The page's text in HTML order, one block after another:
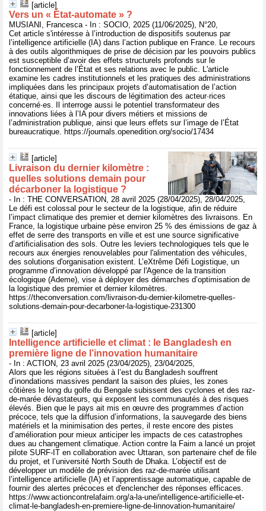
[article]
Vers un « État-automate » ?
MUSIANI, Francesca - In : SOCIO, 2025 (11/06/2025), N°20,
Cet article s'intéresse à l’introduction de dispositifs soutenus par
l’intelligence artificielle (IA) dans l’action publique en France. Le recours
à des outils algorithmiques de prise de décision par les pouvoirs publics
est susceptible d’avoir des effets structurels profonds sur le
fonctionnement de l’État et ses relations avec le public. L'article
examine les cadres institutionnels et les pratiques des administrations
impliquées dans les principaux projets d’automatisation de l’action
étatique, ainsi que les discours de légitimation des acteur·rices
concerné·es. Il interroge aussi le potentiel transformateur des
innovations liées à l’IA pour divers métiers et missions de
l’administration publique, ainsi que leurs effets sur l’image de l’État
bureaucratique. https://journals.openedition.org/socio/17434
[article]
Livraison du dernier kilomètre :
quelles solutions demain pour
décarboner la logistique ?
- In : THE CONVERSATION, 28 avril 2025 (28/04/2025), 28/04/2025,
Le défi est colossal pour le secteur de la logistique, afin de réduire
l’impact climatique des premier et dernier kilomètres des livraisons. En
France, la logistique urbaine pèse environ 25 % des émissions de gaz à
effet de serre des transports en ville et est une source significative
d’artificialisation des sols. Outre les leviers technologiques tels que le
recours aux énergies renouvelables pour l'alimentation des véhicules,
des solutions d'organisation existent. L’eXtrême Défi Logistique, un
programme d’innovation développé par l'Agence de la transition
écologique (Ademe), vise à déployer des démarches d’optimisation de
la logistique des premier et dernier kilomètres.
https://theconversation.com/livraison-du-dernier-kilometre-quelles-
solutions-demain-pour-decarboner-la-logistique-231300
[article]
Intelligence artificielle et climat : le Bangladesh en
première ligne de l’innovation humanitaire
- In : ACTION, 23 avril 2025 (23/04/2025), 23/04/2025,
Alors que les régions situées à l’est du Bangladesh souffrent
d’inondations massives pendant la saison des pluies, les zones
côtières le long du golfe du Bengale subissent des cyclones et des raz-
de-marée dévastateurs, qui exposent les communautés à des risques
élevés. Bien que le pays ait mis en œuvre des programmes d’action
précoce, tels que la diffusion d’informations, la sauvegarde des biens
matériels et la minimisation des pertes, il reste encore des pistes
d’amélioration pour mieux anticiper les impacts de ces catastrophes
dues au changement climatique. Action contre la Faim a lancé un projet
pilote SURF-IT en collaboration avec Uttaran, son partenaire chef de file
du projet, et l’université North South de Dhaka. L’objectif est de
développer un modèle de prévision des raz-de-marée utilisant
l’intelligence artificielle (IA) et l’apprentissage automatique, capable de
fournir des alertes précoces et d'enclencher des réponses efficaces.
https://www.actioncontrelafaim.org/a-la-une/intelligence-artificielle-et-
climat-le-bangladesh-en-premiere-ligne-de-linnovation-humanitaire/